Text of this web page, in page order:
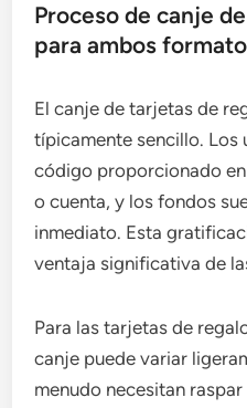
Proceso de canje
para ambos
El canje de tarjetas de
típicamente sencillo. Los
código proporcionado
o cuenta, y los fondos
inmediato. Esta
ventaja significativa de
Para las tarjetas de
canje puede variar
menudo necesitan